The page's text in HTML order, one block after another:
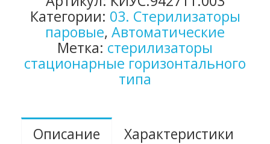
Категории: 03. Стерилизаторы
паровые, Автоматические
Метка: стерилизаторы
стационарные горизонтального
типа
Описание
Характеристики